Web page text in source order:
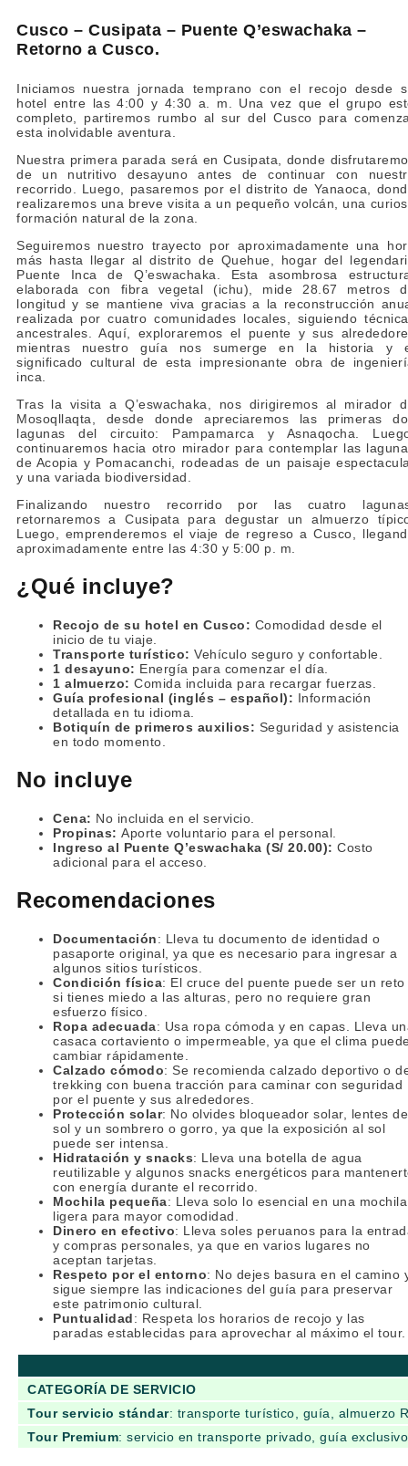
Cusco – Cusipata – Puente Q’eswachaka –
Retorno a Cusco.
Iniciamos nuestra jornada temprano con el recojo desde
hotel entre las 4:00 y 4:30 a. m. Una vez que el grupo
completo, partiremos rumbo al sur del Cusco para
esta inolvidable aventura.
Nuestra primera parada será en Cusipata, donde
de un nutritivo desayuno antes de continuar con
recorrido. Luego, pasaremos por el distrito de Yanaoca,
realizaremos una breve visita a un pequeño volcán, una
formación natural de la zona.
Seguiremos nuestro trayecto por aproximadamente una
más hasta llegar al distrito de Quehue, hogar del
Puente Inca de Q’eswachaka. Esta asombrosa
elaborada con fibra vegetal (ichu), mide 28.67 metros
longitud y se mantiene viva gracias a la reconstrucción
realizada por cuatro comunidades locales, siguiendo
ancestrales. Aquí, exploraremos el puente y sus
mientras nuestro guía nos sumerge en la historia y
significado cultural de esta impresionante obra de
inca.
Tras la visita a Q’eswachaka, nos dirigiremos al mirador
Mosoqllaqta, desde donde apreciaremos las primeras
lagunas del circuito: Pampamarca y Asnaqocha.
continuaremos hacia otro mirador para contemplar las
de Acopia y Pomacanchi, rodeadas de un paisaje
y una variada biodiversidad.
Finalizando nuestro recorrido por las cuatro
retornaremos a Cusipata para degustar un almuerzo
Luego, emprenderemos el viaje de regreso a Cusco,
aproximadamente entre las 4:30 y 5:00 p. m.
¿Qué incluye?
Recojo de su hotel en Cusco: Comodidad desde el
inicio de tu viaje.
Transporte turístico: Vehículo seguro y confortable.
1 desayuno: Energía para comenzar el día.
1 almuerzo: Comida incluida para recargar fuerzas.
Guía profesional (inglés – español): Información
detallada en tu idioma.
Botiquín de primeros auxilios: Seguridad y asistencia
en todo momento.
No incluye
Cena: No incluida en el servicio.
Propinas: Aporte voluntario para el personal.
Ingreso al Puente Q’eswachaka (S/ 20.00): Costo
adicional para el acceso.
Recomendaciones
Documentación: Lleva tu documento de identidad o
pasaporte original, ya que es necesario para ingresar a
algunos sitios turísticos.
Condición física: El cruce del puente puede ser un reto
si tienes miedo a las alturas, pero no requiere gran
esfuerzo físico.
Ropa adecuada: Usa ropa cómoda y en capas. Lleva
casaca cortaviento o impermeable, ya que el clima
cambiar rápidamente.
Calzado cómodo: Se recomienda calzado deportivo o
trekking con buena tracción para caminar con seguridad
por el puente y sus alrededores.
Protección solar: No olvides bloqueador solar, lentes de
sol y un sombrero o gorro, ya que la exposición al sol
puede ser intensa.
Hidratación y snacks: Lleva una botella de agua
reutilizable y algunos snacks energéticos para
con energía durante el recorrido.
Mochila pequeña: Lleva solo lo esencial en una mochila
ligera para mayor comodidad.
Dinero en efectivo: Lleva soles peruanos para la
y compras personales, ya que en varios lugares no
aceptan tarjetas.
Respeto por el entorno: No dejes basura en el camino
sigue siempre las indicaciones del guía para preservar
este patrimonio cultural.
Puntualidad: Respeta los horarios de recojo y las
paradas establecidas para aprovechar al máximo el tour.
CATEGORÍA DE SERVICIO
Tour servicio stándar: transporte turístico, guía, almuerzo
Tour Premium: servicio en transporte privado, guía